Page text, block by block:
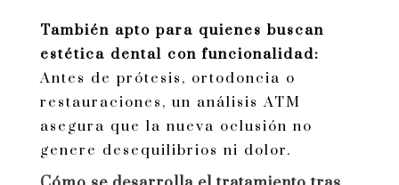
También apto para quienes buscan
estética dental con funcionalidad:
Antes de prótesis, ortodoncia o
restauraciones, un análisis ATM
asegura que la nueva oclusión no
genere desequilibrios ni dolor.